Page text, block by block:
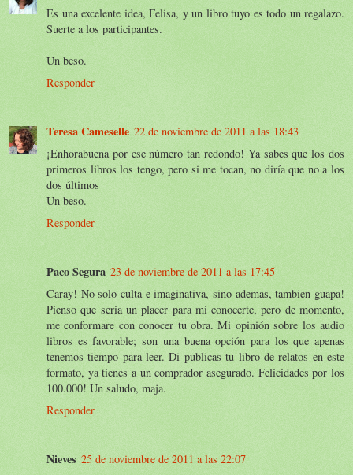
Es una excelente idea, Felisa, y un libro tuyo es todo un regalazo.
Suerte a los participantes.
Un beso.
Responder
Teresa Cameselle 22 de noviembre de 2011 a las 18:43
¡Enhorabuena por ese número tan redondo! Ya sabes que los dos
primeros libros los tengo, pero si me tocan, no diría que no a los
dos últimos
Un beso.
Responder
Paco Segura 23 de noviembre de 2011 a las 17:45
Caray! No solo culta e imaginativa, sino ademas, tambien guapa!
Pienso que seria un placer para mi conocerte, pero de momento,
me conformare con conocer tu obra. Mi opinión sobre los audio
libros es favorable; son una buena opción para los que apenas
tenemos tiempo para leer. Di publicas tu libro de relatos en este
formato, ya tienes a un comprador asegurado. Felicidades por los
100.000! Un saludo, maja.
Responder
Nieves 25 de noviembre de 2011 a las 22:07